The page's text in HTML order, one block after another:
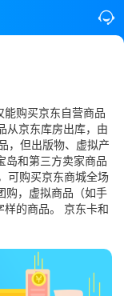
能购买京东自营商品
从京东库房出库，由
，但出版物、虚拟产
岛和第三方卖家商品
可购买京东商城全场
购，虚拟商品（如手
的商品。 京东卡和